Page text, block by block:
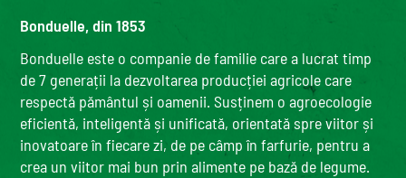
Bonduelle, din 1853
Bonduelle este o companie de familie care a lucrat timp
de 7 generații la dezvoltarea producției agricole care
respectă pământul și oamenii. Susținem o agroecologie
eficientă, inteligentă și unificată, orientată spre viitor și
inovatoare în fiecare zi, de pe câmp în farfurie, pentru a
crea un viitor mai bun prin alimente pe bază de legume.